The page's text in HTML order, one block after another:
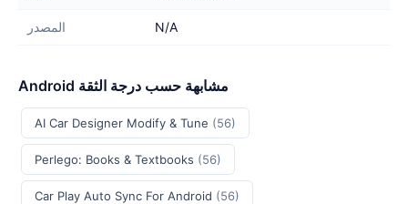
المصدر N/A
Android مشابهة حسب درجة الثقة
AI Car Designer Modify & Tune (56)
Perlego: Books & Textbooks (56)
Car Play Auto Sync For Android (56)